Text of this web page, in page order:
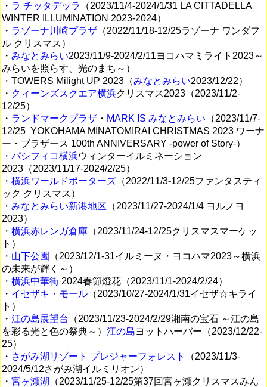
・ ラ チッタデッラ
（2023/11/4-2024/1/31 LA CITTADELLA
WINTER ILLUMINATION 2023-2024）
・ ラゾーナ川崎プラザ （2022/11/18-12/25ラゾーナ ワンダフ
ル クリスマス）
・ みなとみらい2023/11/9-2024/2/11ヨコハマミライト2023～
みらいを照らす、光のまち～）
・TOWERS Milight UP 2023（みなとみらい2023/12/22）
・ クィーンズスクエア横浜クリスマス2023（2023/11/2-
12/25）
・ ランドマークプラザ ・ MARK IS みなとみらい （2023/11/7-
12/25 YOKOHAMA MINATOMIRAI CHRISTMAS 2023 ワーナ
ー・ブラザース 100th ANNIVERSARY -power of Story-）
・ パシフィコ横浜ウィンターイルミネーション
2023（2023/11/17-2024/2/25）
・ 横浜ワールドポーターズ （2022/11/3-12/25ファンタスティ
ック クリスマス）
・ みなとみらい新港地区 （2023/11/27-2024/1/4 ヨルノヨ
2023）
・ 横浜赤レンガ倉庫 （2023/11/24-12/25クリスマスマーケッ
ト）
・ 山下公園
（2023/12/1-31イルミーヌ・ヨコハマ2023～横浜
の未来が輝く～）
・ 横浜中華街 2024春節燈花（2023/11/1-2024/2/24）
・ イセザキ・モール （2023/10/27-2024/1/31イセザ☆キライ
ト）
・ 江の島展望台
（2023/11/23-2024/2/29湘南の宝石 ～江の島
を彩る光と色の祭典～） 江の島ヨットハーバー（2023/12/22-
25）
・ さがみ湖リゾート プレジャーフォレスト
（2023/11/3-
2024/5/12さがみ湖イルミリオン）
・ 宮ヶ瀬湖
（2023/11/25-12/25第37回宮ヶ瀬クリスマスみん